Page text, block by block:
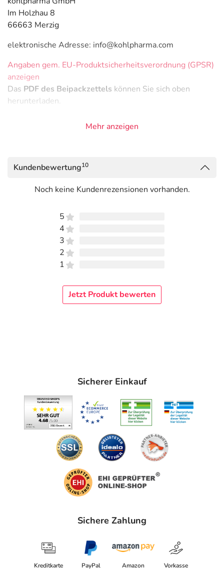
Im Holzhau 8
66663 Merzig
elektronische Adresse: info@kohlpharma.com
Angaben gem. EU-Produktsicherheitsverordnung (GPSR)
anzeigen
Das PDF des Beipackzettels können Sie sich oben
herunterladen.
Mehr anzeigen
Kundenbewertung10
Noch keine Kundenrezensionen vorhanden.
5
4
3
2
1
Jetzt Produkt bewerten
Sicherer Einkauf
Sichere Zahlung
Kreditkarte PayPal Amazon Vorkasse